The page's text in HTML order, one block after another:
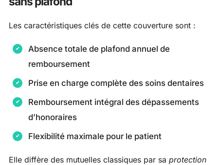
Les caractéristiques clés de cette couverture sont :
Absence totale de plafond annuel de
remboursement
Prise en charge complète des soins dentaires
Remboursement intégral des dépassements
d’honoraires
Flexibilité maximale pour le patient
Elle diffère des mutuelles classiques par sa protection